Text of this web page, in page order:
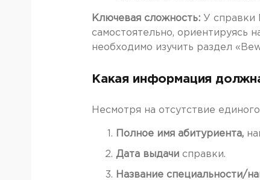
Ключевая сложность: У справки
самостоятельно, ориентируясь
необходимо изучить раздел
Какая информация
Несмотря на отсутствие
Полное имя абитуриента,
Дата выдачи справки.
Название специальности/